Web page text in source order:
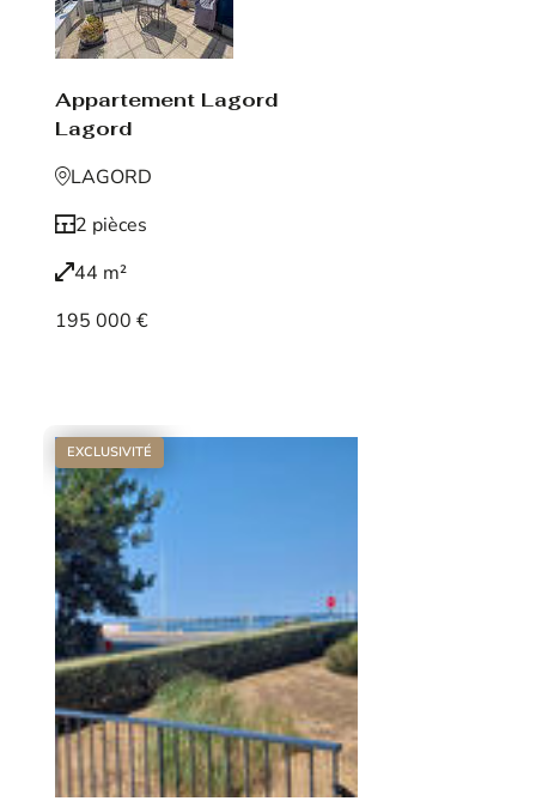
Appartement Lagord
Lagord
LAGORD
2 pièces
44 m²
195 000 €
EXCLUSIVITÉ